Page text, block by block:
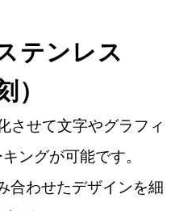
テンレス
）
させて文字やグラフィ
ングが可能です。
合わせたデザインを細